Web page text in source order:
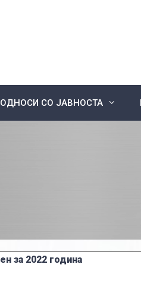
ОДНОСИ СО ЈАВНОСТА
за 2022 година